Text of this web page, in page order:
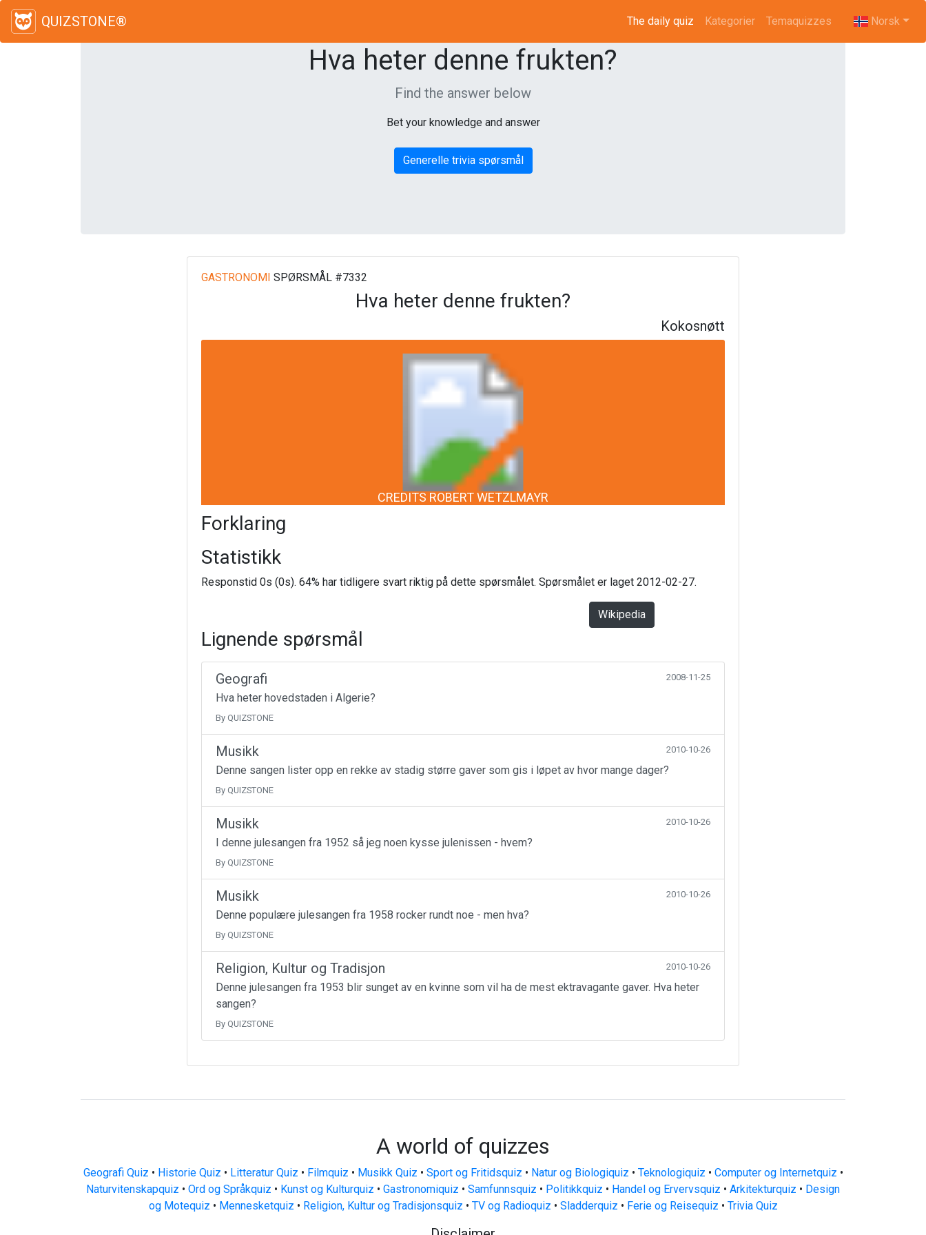
QUIZSTONE® The daily quiz (current)
Kategorier Temaquizzes Norsk
Hva heter denne frukten?
Find the answer below
Bet your knowledge and answer
Generelle trivia spørsmål
GASTRONOMI SPØRSMÅL #7332
Hva heter denne frukten?
Kokosnøtt
CREDITS ROBERT WETZLMAYR
Forklaring
Statistikk
Responstid 0s (0s). 64% har tidligere svart riktig på dette spørsmålet. Spørsmålet er laget 2012-02-27.
Wikipedia
Lignende spørsmål
Geografi 2008-11-25
Hva heter hovedstaden i Algerie?
By QUIZSTONE
Musikk 2010-10-26
Denne sangen lister opp en rekke av stadig større gaver som gis i løpet av hvor mange dager?
By QUIZSTONE
Musikk 2010-10-26
I denne julesangen fra 1952 så jeg noen kysse julenissen - hvem?
By QUIZSTONE
Musikk 2010-10-26
Denne populære julesangen fra 1958 rocker rundt noe - men hva?
By QUIZSTONE
Religion, Kultur og Tradisjon 2010-10-26
Denne julesangen fra 1953 blir sunget av en kvinne som vil ha de mest ektravagante gaver. Hva heter
sangen?
By QUIZSTONE
A world of quizzes
Geografi Quiz • Historie Quiz • Litteratur Quiz • Filmquiz • Musikk Quiz • Sport og Fritidsquiz • Natur og Biologiquiz • Teknologiquiz • Computer og Internetquiz •
Naturvitenskapquiz • Ord og Språkquiz • Kunst og Kulturquiz • Gastronomiquiz • Samfunnsquiz • Politikkquiz • Handel og Ervervsquiz • Arkitekturquiz • Design
og Motequiz • Mennesketquiz • Religion, Kultur og Tradisjonsquiz • TV og Radioquiz • Sladderquiz • Ferie og Reisequiz • Trivia Quiz